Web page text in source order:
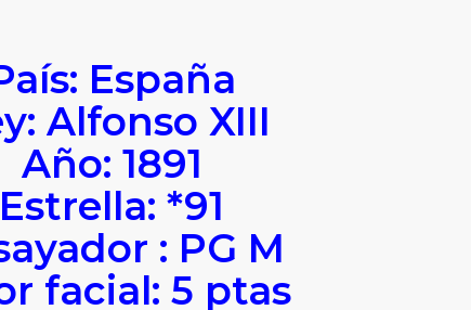
España
Alfonso XIII
Año: 1891
Estrella: *91
: PG M
facial: 5 ptas